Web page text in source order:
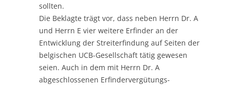
sollten.
Die Beklagte trägt vor, dass neben Herrn Dr. A
und Herrn E vier weitere Erfinder an der
Entwicklung der Streiterfindung auf Seiten der
belgischen UCB-Gesellschaft tätig gewesen
seien. Auch in dem mit Herrn Dr. A
abgeschlossenen Erfindervergütungs-